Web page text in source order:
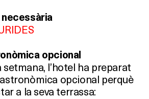
necessària
opcional
l’hotel ha preparat
opcional perquè
a la seva terrassa: